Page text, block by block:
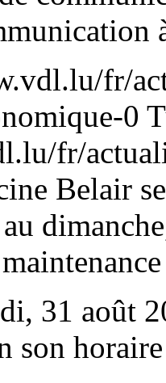
fr/
0
fr/
Belair
31 août
son